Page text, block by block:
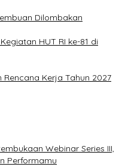
Dilombakan
HUT RI ke-81 di
Rencana Kerja Tahun 2027
Webinar Series III,
Performamu